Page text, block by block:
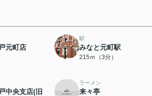
元町店
駅
みなと元町駅
215ｍ（3分）
中央支店(旧
ラーメン
来々亭